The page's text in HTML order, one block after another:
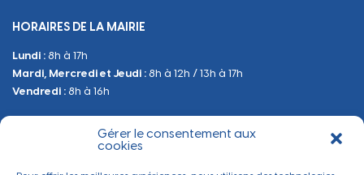
Gérer le consentement aux
cookies
Manifestations
Urbanisme
Sanitaire et Sécurité
HORAIRES DE LA MAIRIE
Lundi : 8h à 17h
Mardi, Mercredi et Jeudi : 8h à 12h / 13h à 17h
Vendredi : 8h à 16h
BESOIN D'INFORMATIONS
Contactez-nous